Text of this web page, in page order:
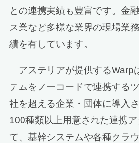
との連携実績も豊富です。金
ス業など多様な業界の現場業
績を有しています。
アステリアが提供するWarp
テムをノーコードで連携する
社を超える企業・団体に導入さ
100種類以上用意された連携
て、基幹システムや各種クラ